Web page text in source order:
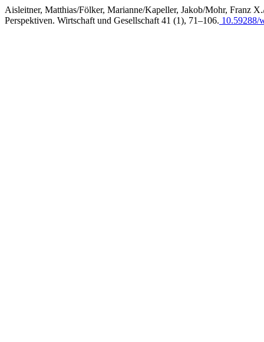
Aisleitner, Matthias/Fölker, Marianne/Kapeller, Jakob/Mohr, Franz
Perspektiven. Wirtschaft und Gesellschaft 41 (1), 71–106. 10.59288/